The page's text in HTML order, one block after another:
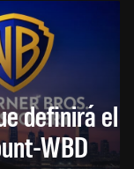
definirá el
WBD